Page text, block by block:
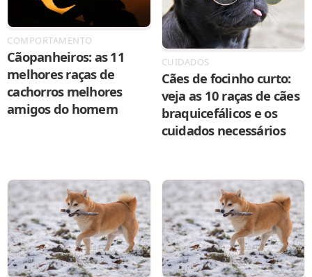
COMPORTAMENTO
Cãopanheiros: as 11
melhores raças de
cachorros melhores
amigos do homem
CUIDADOS
Cães de focinho curto:
veja as 10 raças de cães
braquicefálicos e os
cuidados necessários